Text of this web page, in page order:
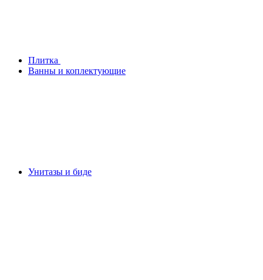
Плитка
Ванны и коплектующие
Унитазы и биде